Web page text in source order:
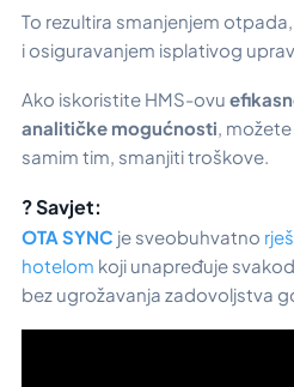
To rezultira smanjenjem
i osiguravanjem isplativog
Ako iskoristite HMS-ovu
analitičke mogućnosti ,
samim tim, smanjiti troškove.
? Savjet:
OTA SYNC je sveobuhvatno
hotelom koji unapređuje
bez ugrožavanja zadovoljstva